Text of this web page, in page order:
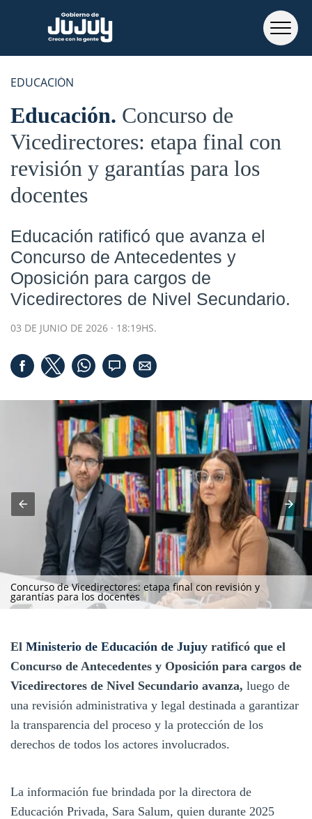
EDUCACIÓN
Educación Concurso de
Vicedirectores: etapa final con
revisión y garantías para los
docentes
Educación ratificó que avanza el
Concurso de Antecedentes y
Oposición para cargos de
Vicedirectores de Nivel Secundario.
03 DE JUNIO DE 2026 · 18:19HS.
Concurso de Vicedirectores: etapa final con revisión y
garantías para los docentes
El Ministerio de Educación de Jujuy ratificó que el
Concurso de Antecedentes y Oposición para cargos de
Vicedirectores de Nivel Secundario avanza, luego de
una revisión administrativa y legal destinada a garantizar
la transparencia del proceso y la protección de los
derechos de todos los actores involucrados.
La información fue brindada por la directora de
Educación Privada, Sara Salum, quien durante 2025